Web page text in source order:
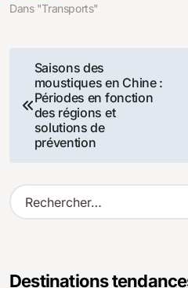
Dans "Transports"
Navigation
de
l’article
Saisons des
moustiques en Chine :
Périodes en fonction
des régions et
solutions de
prévention
R
e
rDestinations